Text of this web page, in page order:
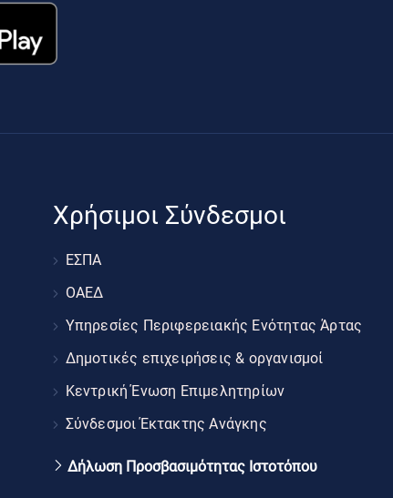
Χρήσιμοι Σύνδεσμοι
ΕΣΠΑ
ΟΑΕΔ
Υπηρεσίες Περιφερειακής Ενότητας Άρτας
Δημοτικές επιχειρήσεις & οργανισμοί
Κεντρική Ένωση Επιμελητηρίων
Σύνδεσμοι Έκτακτης Ανάγκης
Δήλωση Προσβασιμότητας Ιστοτόπου